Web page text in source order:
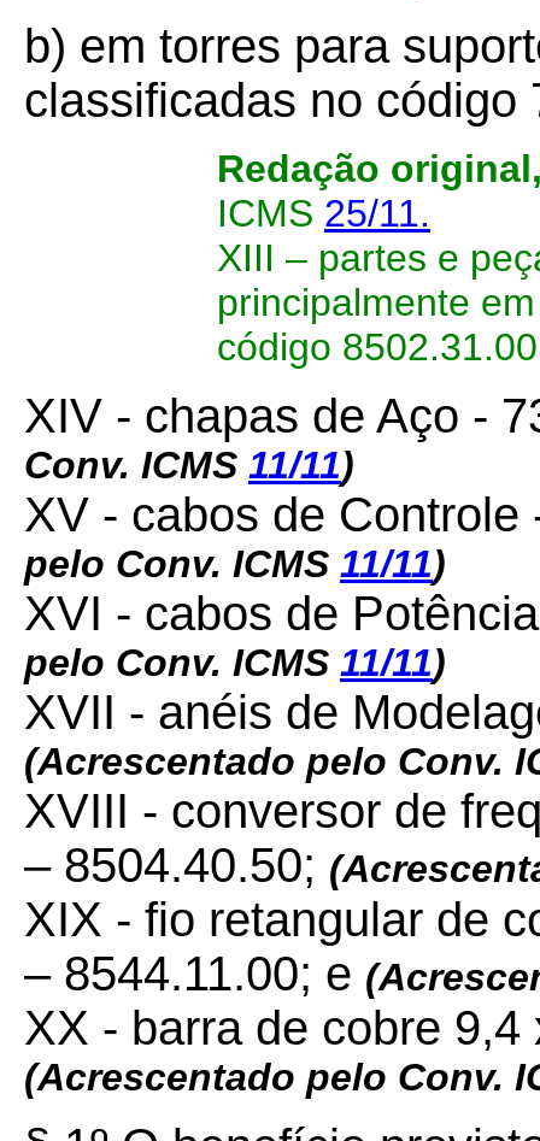
b) em torres para
classificadas no
Redação
ICMS 25/11.
XIII – partes e
principalmente
código
XIV - chapas de Aço -
Conv. ICMS 11/11)
XV - cabos de
pelo Conv. ICMS 11/11)
XVI - cabos de
pelo Conv. ICMS 11/11)
XVII - anéis de
(Acrescentado pelo Conv.
XVIII - conversor de
– 8504.40.50;
XIX - fio retangular de
– 8544.11.00; e
XX - barra de cobre
(Acrescentado pelo Conv.